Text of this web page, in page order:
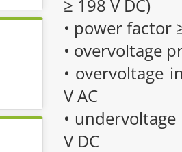
≥ 198 V DC)
• power factor
• overvoltage
• overvoltage
V AC
•
V DC